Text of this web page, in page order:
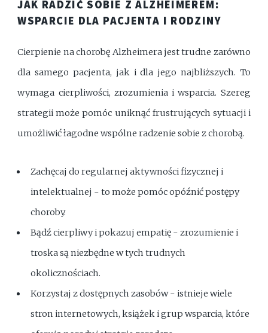
JAK RADZIĆ SOBIE Z ALZHEIMEREM:
WSPARCIE DLA PACJENTA I RODZINY
Cierpienie na chorobę Alzheimera jest trudne zarówno
dla samego pacjenta, jak i dla jego najbliższych. To
wymaga cierpliwości, zrozumienia i wsparcia. Szereg
strategii może pomóc uniknąć frustrujących sytuacji i
umożliwić łagodne wspólne radzenie sobie z chorobą.
Zachęcaj do regularnej aktywności fizycznej i
intelektualnej - to może pomóc opóźnić postępy
choroby.
Bądź cierpliwy i pokazuj empatię - zrozumienie i
troska są niezbędne w tych trudnych
okolicznościach.
Korzystaj z dostępnych zasobów - istnieje wiele
stron internetowych, książek i grup wsparcia, które